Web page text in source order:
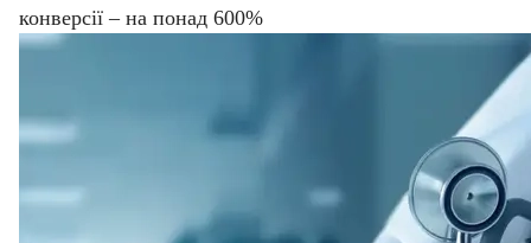
конверсії – на понад 600%